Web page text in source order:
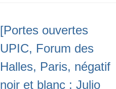
[Portes ouvertes
UPIC, Forum des
Halles, Paris, négatif
noir et blanc : Julio